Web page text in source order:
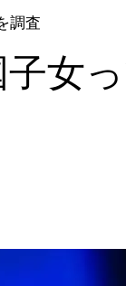
調査
女